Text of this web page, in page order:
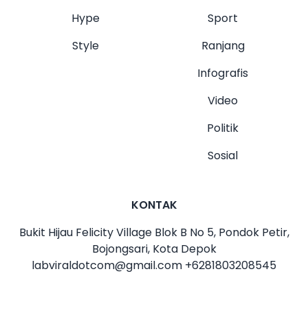
Hype
Style
Sport
Ranjang
Infografis
Video
Politik
Sosial
KONTAK
Bukit Hijau Felicity Village Blok B No 5, Pondok Petir,
Bojongsari, Kota Depok
labviraldotcom@gmail.com +6281803208545